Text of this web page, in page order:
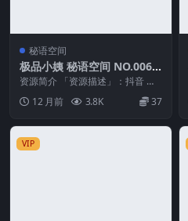
秘语空间
极品小姨 秘语空间 NO.006
期 最新至：2025.8.16
资源简介 「资源描述」：抖音 极
品小姨 秘语空间 NO.006期 【6
V】最新至...
12 月前 3.8K 37
VIP